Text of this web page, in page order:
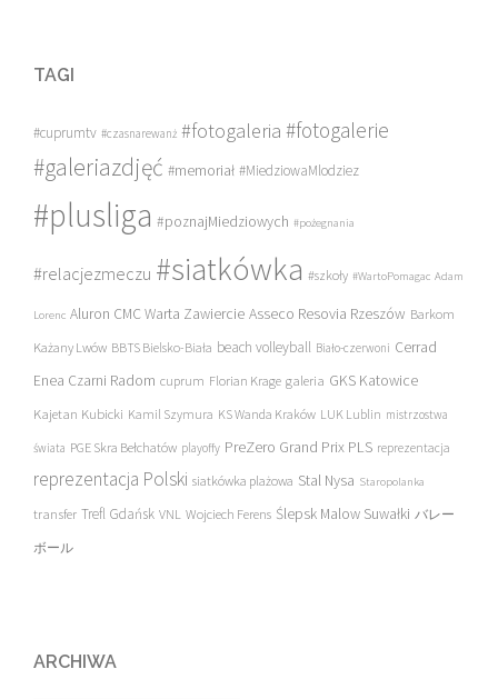
TAGI
#cuprumtv #czasnarewanż #fotogaleria #fotogalerie
#galeriazdjęć #memoriał #MiedziowaMlodziez
#plusliga #poznajMiedziowych #pożegnania
#relacjezmeczu #siatkówka #szkoły #WartoPomagac Adam
Lorenc Aluron CMC Warta Zawiercie Asseco Resovia Rzeszów Barkom
Każany Lwów BBTS Bielsko-Biała beach volleyball Biało-czerwoni Cerrad
Enea Czarni Radom cuprum Florian Krage galeria GKS Katowice
Kajetan Kubicki Kamil Szymura KS Wanda Kraków LUK Lublin mistrzostwa
świata PGE Skra Bełchatów playoffy PreZero Grand Prix PLS reprezentacja
reprezentacja Polski siatkówka plażowa Stal Nysa Staropolanka
transfer Trefl Gdańsk VNL Wojciech Ferens Ślepsk Malow Suwałki バレー
ボール
ARCHIWA